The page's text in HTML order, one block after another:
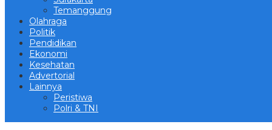
Temanggung
Olahraga
Politik
Pendidikan
Ekonomi
Kesehatan
Advertorial
Lainnya
Peristiwa
Polri & TNI